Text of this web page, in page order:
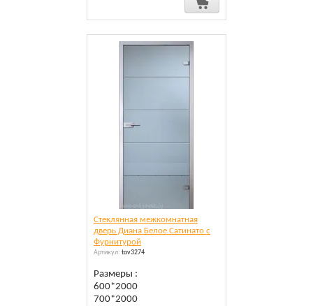
Cтеклянная межкомнатная
дверь Диана Белое Сатинато c
Фурнитурой
Артикул: tov3274
Размеры :
600*2000
700*2000